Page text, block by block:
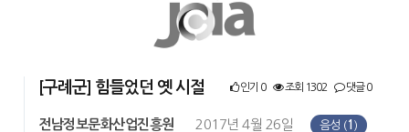
[구례군] 힘들었던 옛 시절 인기 0 조회 1302 댓글 0
전남정보문화산업진흥원 2017년 4월 26일 음성 (1 )